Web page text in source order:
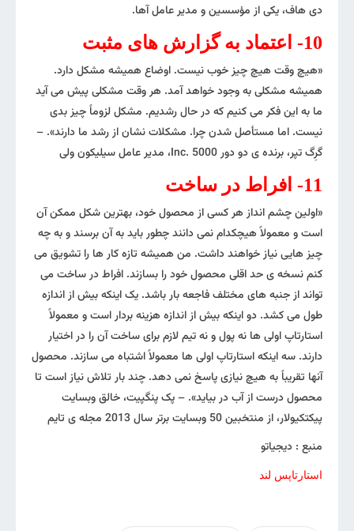
دی هاف، یکی از مؤسسین و مدیر عامل آها.
10- اعتماد به گزارش های مثبت
«هیچ وقت هیچ چیز خوب نیست. اوضاع همیشه مشکل دارد.
همیشه مشکلی به وجود خواهد آمد. هر وقت مشکلی پیش می آید
ما به این فکر می کنیم که در حال رشدیم. مشکل لزوماً چیز بدی
نیست. اما مستأصل شدن چرا. مشکلات نشان از رشد ما دارند». –
گرِگ تپر، برنده ی دو دور Inc. 5000، مدیر عامل سیلیکون ولی
11- افراط در ساخت
«اولین چشم انداز هر کسی از محصول خود، بهترین شکل ممکن آن
است و معمولاً هیچکدام نمی دانند چطور باید به آن برسند و به چه
چیز هایی نیاز خواهند داشت. من همیشه تازه کار ها را تشویق می
کنم نسخه ی حد اقلی محصول خود را بسازند. افراط در ساخت می
تواند از جنبه های مختلف فاجعه بار باشد. یک اینکه بیش از اندازه
طول می کشد. دو اینکه بیش از اندازه هزینه بردار است و معمولاً
استارتاپ اولی ها نه پول و نه تیم لازم برای ساخت آن را در اختیار
دارند. سه اینکه استارتاپ اولی ها معمولاً اشتباه می سازند. محصول
آنها تقریباً به هیچ نیازی پاسخ نمی دهد. چند بار تلاش نیاز است تا
محصول درست از آب در بیاید». – پک پنگپیت، خالق وبسایت
پیکتکیولار، از منتخبین 50 وبسایت برتر سال 2013 مجله ی تایم
منبع : دیجیاتو
استارتاپس لند